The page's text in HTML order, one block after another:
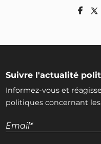
Suivre l'actualité
Informez-vous et
politiques concernant